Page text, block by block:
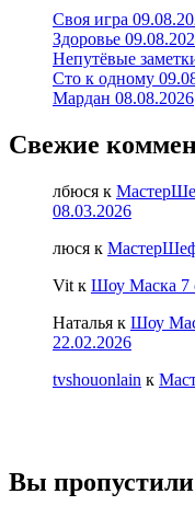
Своя игра
Здоровье
Непутёвые
Сто к одному
Мардан 08.08.2026
Свежие
лбюся к
08.03.2026
люся к
Vit к Шоу Маска 7
Наталья к Шоу
22.02.2026
tvshouonlain к
Вы пропустили